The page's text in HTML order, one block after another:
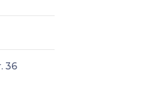
36